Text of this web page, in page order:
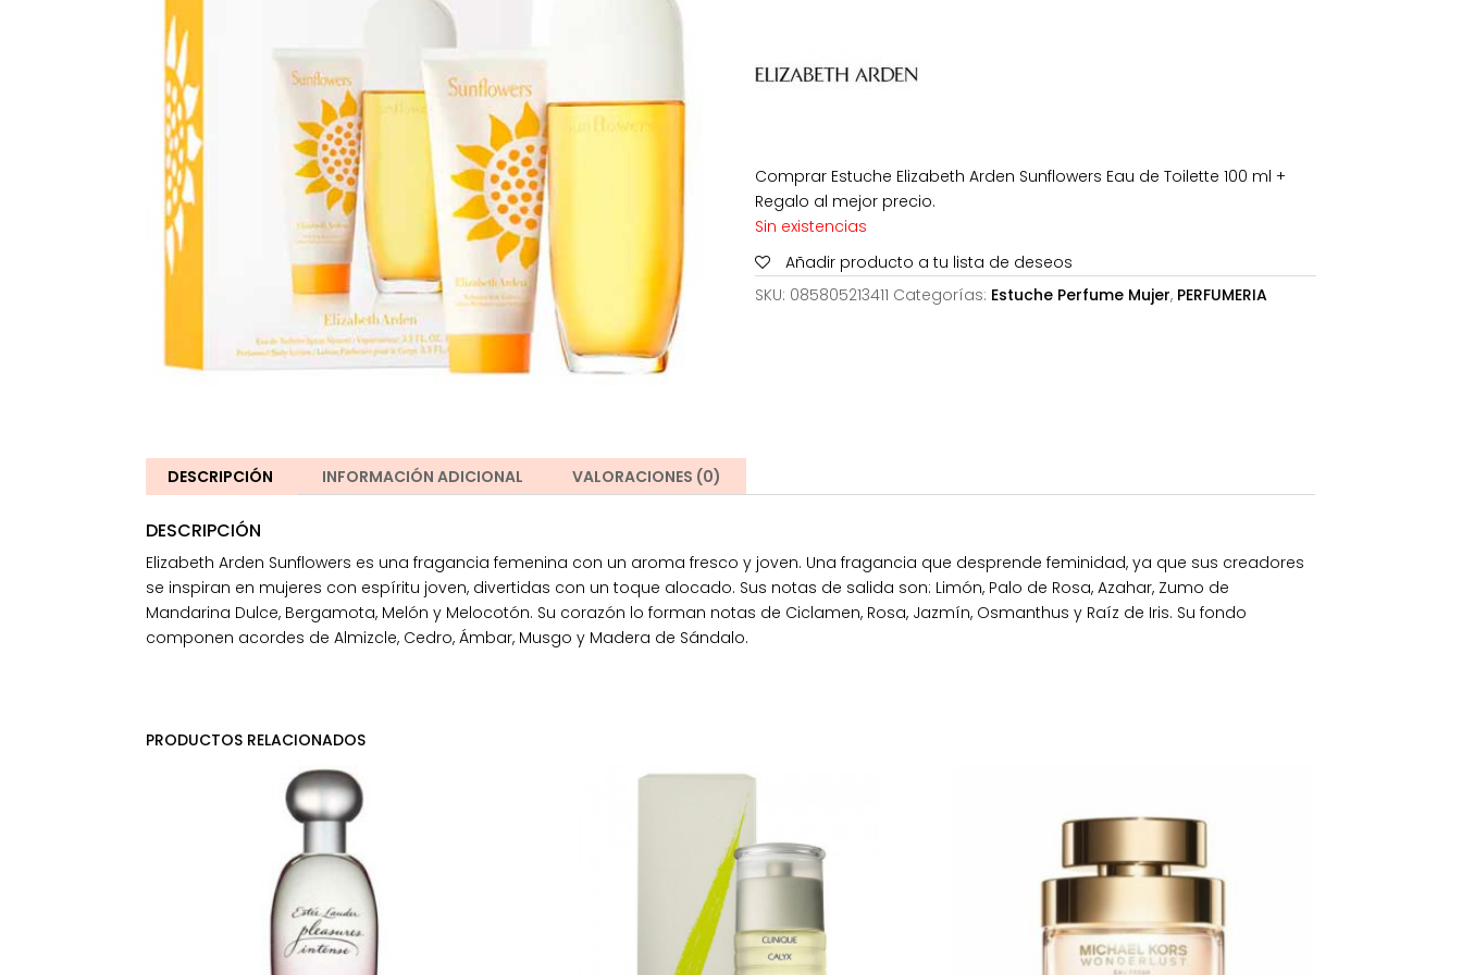
Comprar Estuche Elizabeth Arden Sunflowers Eau de Toilette 100 ml +
Regalo al mejor precio.
Sin existencias
Añadir producto a tu lista de deseos
SKU: 085805213411 Categorías: Estuche Perfume Mujer, PERFUMERIA
DESCRIPCIÓN INFORMACIÓN ADICIONAL VALORACIONES (0)
DESCRIPCIÓN
Elizabeth Arden Sunflowers es una fragancia femenina con un aroma fresco y joven. Una fragancia que desprende feminidad, ya que sus creadores
se inspiran en mujeres con espíritu joven, divertidas con un toque alocado. Sus notas de salida son: Limón, Palo de Rosa, Azahar, Zumo de
Mandarina Dulce, Bergamota, Melón y Melocotón. Su corazón lo forman notas de Ciclamen, Rosa, Jazmín, Osmanthus y Raíz de Iris. Su fondo
componen acordes de Almizcle, Cedro, Ámbar, Musgo y Madera de Sándalo.
PRODUCTOS RELACIONADOS